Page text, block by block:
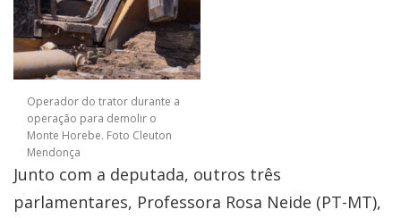
Operador do trator durante a
operação para demolir o
Monte Horebe. Foto Cleuton
Mendonça
Junto com a deputada, outros três
parlamentares, Professora Rosa Neide (PT-MT),